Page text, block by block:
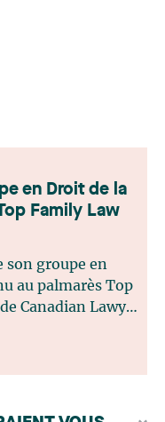
en Droit de la
Family Law
son groupe en
au palmarès Top
Canadian Lawyer.
nominations
juridiques et de
de praticiens